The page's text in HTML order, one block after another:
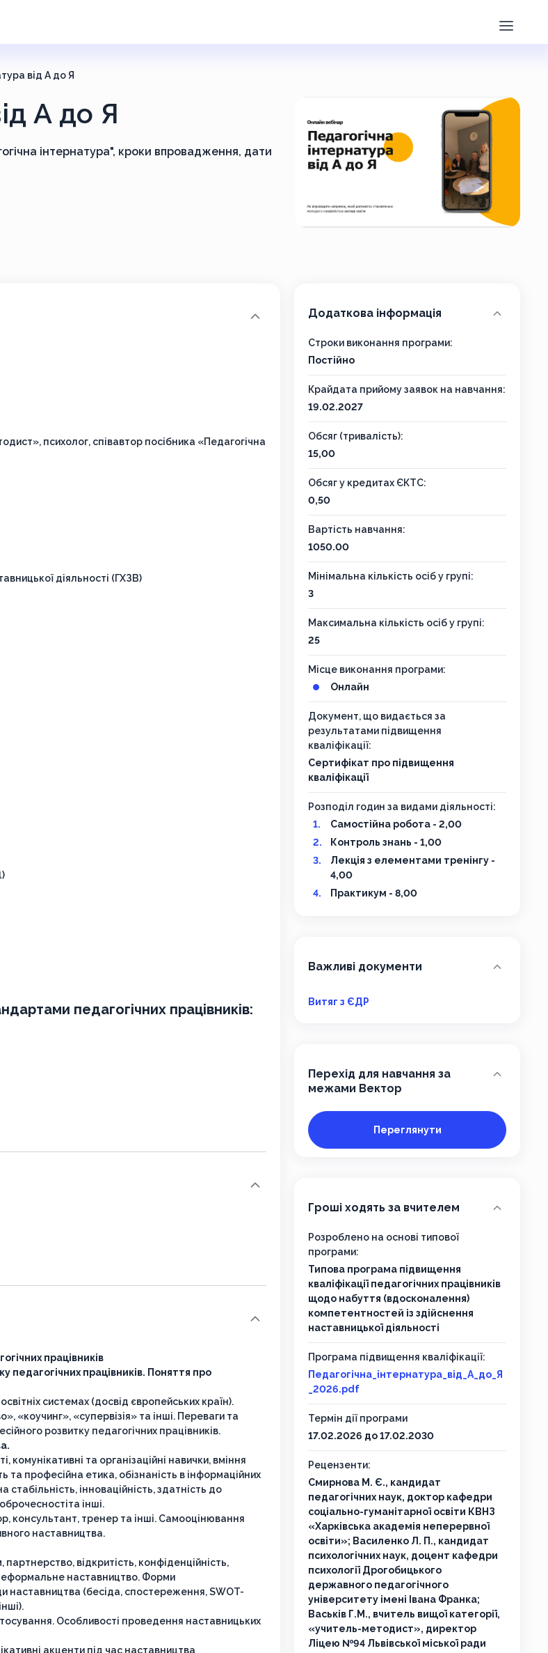
від А до Я
А до Я
інтернатура", кроки впровадження, дати
психолог, співавтор посібника «Педагогічна
діяльності (ГХЗВ)
педагогічних працівників:
працівників
педагогічних працівників. Поняття про
системах (досвід європейських країн).
«коучинг», «супервізія» та інші. Переваги та
розвитку педагогічних працівників.
та організаційні навички, вміння
та професійна етика, обізнаність в інформаційних
інноваційність, здатність до
інші.
консультант, тренер та інші. Самооцінювання
наставництва.
відкритість, конфіденційність,
наставництво. Форми
наставництва (бесіда, спостереження, SWOT-
Особливості проведення наставницьких
акценти під час наставництва
Додаткова інформація
Строки виконання програми:
Постійно
Крайдата прийому заявок на навчання:
19.02.2027
Обсяг (тривалість):
15,00
Обсяг у кредитах ЄКТС:
0,50
Вартість навчання:
1050.00
Мінімальна кількість осіб у групі:
3
Максимальна кількість осіб у групі:
25
Місце виконання програми:
Онлайн
Документ, що видається за
результатами підвищення
кваліфікації:
Сертифікат про підвищення
кваліфікації
Розподіл годин за видами діяльності:
Самостійна робота - 2,00
Контроль знань - 1,00
Лекція з елементами тренінгу -
4,00
Практикум - 8,00
Важливі документи
Витяг з ЄДР
Перехід для навчання за
межами Вектор
Переглянути
Гроші ходять за вчителем
Розроблено на основі типової
програми:
Типова програма підвищення
кваліфікації педагогічних працівників
щодо набуття (вдосконалення)
компетентностей із здійснення
наставницької діяльності
Програма підвищення кваліфікації:
Педагогічна_інтернатура_від_А_до_Я
_2026.pdf
Термін дії програми
17.02.2026 до 17.02.2030
Рецензенти:
Смирнова М. Є., кандидат
педагогічних наук, доктор кафедри
соціально-гуманітарної освіти КВНЗ
«Харківська академія неперервної
освіти»; Василенко Л. П., кандидат
психологічних наук, доцент кафедри
психології Дрогобицького
державного педагогічного
університету імені Івана Франка;
Васьків Г.М., вчитель вищої категорії,
«учитель-методист», директор
Ліцею №94 Львівської міської ради